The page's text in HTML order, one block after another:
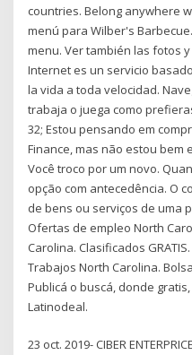
countries. Belong anywhere
menú para Wilber's
menu. Ver también las fotos
Internet es un servicio
la vida a toda velocidad.
trabaja o juega como
32; Estou pensando em
Finance, mas não estou bem
Você troco por um novo.
opção com antecedência. O
de bens ou serviços de uma
Ofertas de empleo North
Carolina. Clasificados
Trabajos North Carolina.
Publicá o buscá, donde
Latinodeal.
23 oct. 2019- CIBER